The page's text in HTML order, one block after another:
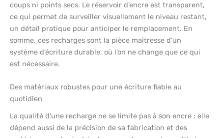
coups ni points secs. Le réservoir d’encre est transparent,
ce qui permet de surveiller visuellement le niveau restant,
un détail pratique pour anticiper le remplacement. En
somme, ces recharges sont la pièce maîtresse d’un
système d’écriture durable, où l’on ne change que ce qui
est nécessaire.
Des matériaux robustes pour une écriture fiable au
quotidien
La qualité d’une recharge ne se limite pas à son encre ; elle
dépend aussi de la précision de sa fabrication et des